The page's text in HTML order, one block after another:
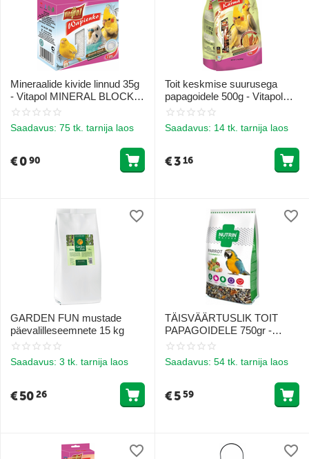
Mineraalide kivide linnud 35g
- Vitapol MINERAL BLOCK
natural for birds
Saadavus: 75 tk. tarnija laos
€090
Toit keskmise suurusega
papagoidele 500g - Vitapol
STANDARD fooliumis täistoit
Saadavus: 14 tk. tarnija laos
€316
GARDEN FUN mustade
päevalilleseemnete 15 kg
Saadavus: 3 tk. tarnija laos
€5026
TÄISVÄÄRTUSLIK TOIT
PAPAGOIDELE 750gr -
NUTRIN Nature - Papagoi
Saadavus: 54 tk. tarnija laos
€559